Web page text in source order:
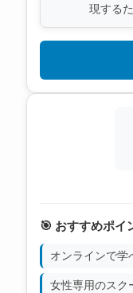
現する
🎯 おすすめポイ
オンラインで学
女性専用のスク